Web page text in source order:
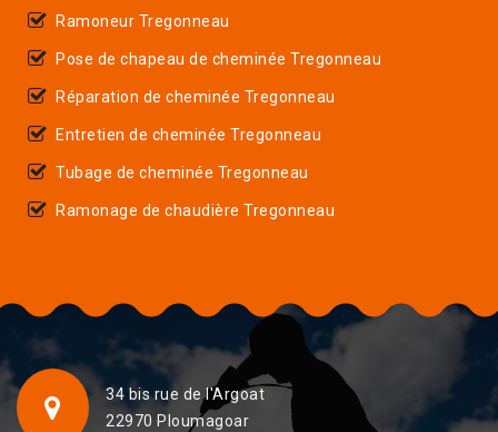
Ramoneur Tregonneau
Pose de chapeau de cheminée Tregonneau
Réparation de cheminée Tregonneau
Entretien de cheminée Tregonneau
Tubage de cheminée Tregonneau
Ramonage de chaudière Tregonneau
34 bis rue de l'Argoat
22970 Ploumagoar